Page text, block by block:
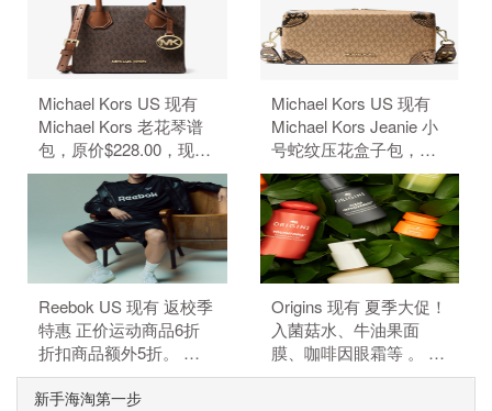
94.83元）。 无需使用优
惠码。
码。
Michael Kors US 现有
Michael Kors 老花琴谱
包，原价$228.00，现特
价$50.15（约339.68
元）。 额外8.5折，需要
使用优惠码：
EXTRA15。
Michael Kors US 现有
Michael Kors Jeanie 小
号蛇纹压花盒子包，原
价$428，现特价
$84.99（约575.66
元）。 额外8.5折，需要
使用优惠码：
EXTRA15。
Reebok US 现有 返校季
特惠 正价运动商品6折
折扣商品额外5折。 正
价商品6折，折扣商品额
外5折，需要使用优惠
Origins 现有 夏季大促！
入菌菇水、牛油果面
膜、咖啡因眼霜等 。 订
单满$115赠5件礼，需要
新手海淘第一步